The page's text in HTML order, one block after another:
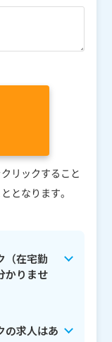
リックすること
となります。
（在宅勤
かりませ
の求人はあ